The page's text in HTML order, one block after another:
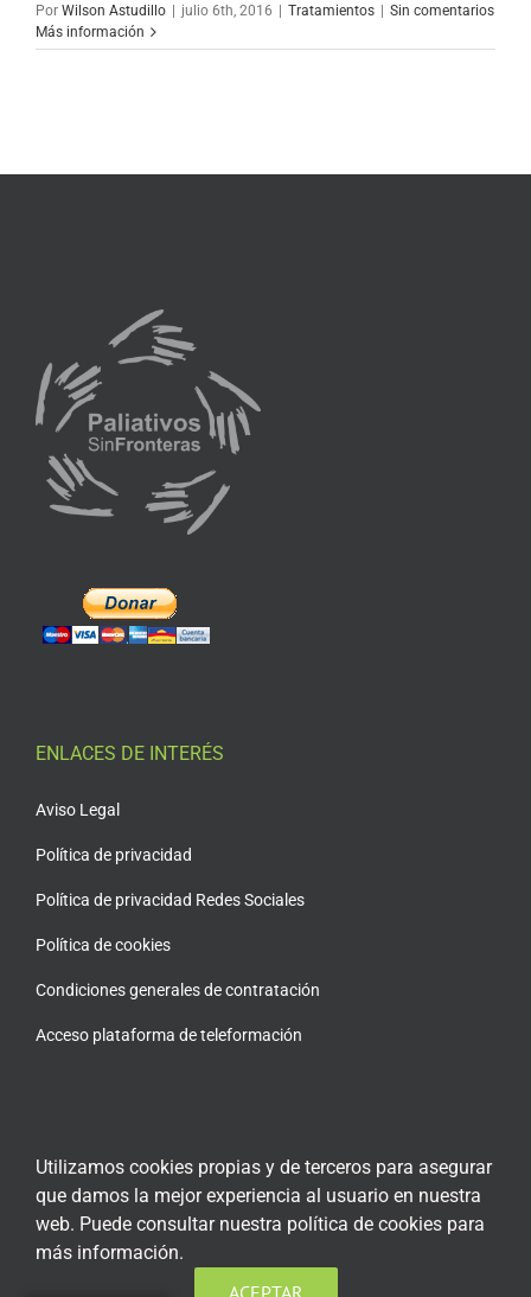
Por Wilson Astudillo julio 6th, 2016 Tratamientos
Sin comentarios
Más información
ENLACES DE INTERÉS
Aviso Legal
Política de privacidad
Política de privacidad Redes Sociales
Política de cookies
Condiciones generales de contratación
Acceso plataforma de teleformación
ENCUÉNTRANOS EN LAS REDES SOCIALES
Utilizamos cookies propias y de terceros para asegurar
que damos la mejor experiencia al usuario en nuestra
web. Puede consultar nuestra política de cookies para
más información.
ACEPTAR